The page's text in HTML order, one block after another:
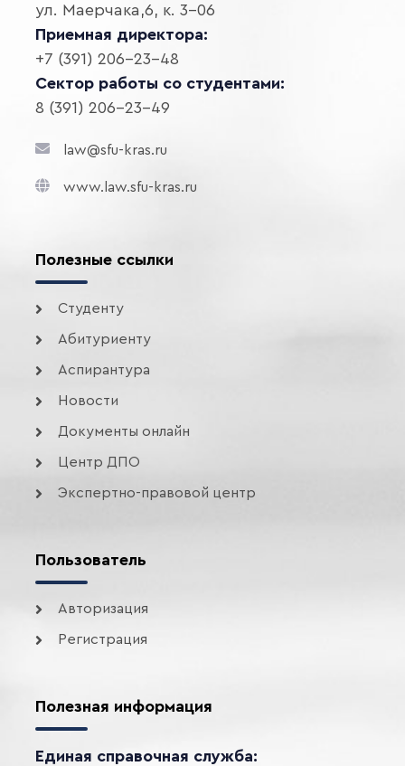
ул. Маерчака,6, к. 3-06
Приемная директора:
+7 (391) 206-23-48
Сектор работы со студентами:
8 (391) 206-23-49
law@sfu-kras.ru
www.law.sfu-kras.ru
Полезные ссылки
Студенту
Абитуриенту
Аспирантура
Новости
Документы онлайн
Центр ДПО
Экспертно-правовой центр
Пользователь
Авторизация
Регистрация
Полезная информация
Единая справочная служба: